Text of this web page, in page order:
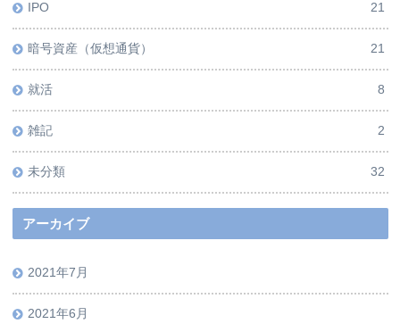
IPO 21
暗号資産（仮想通貨） 21
就活 8
雑記 2
未分類 32
アーカイブ
2021年7月
2021年6月